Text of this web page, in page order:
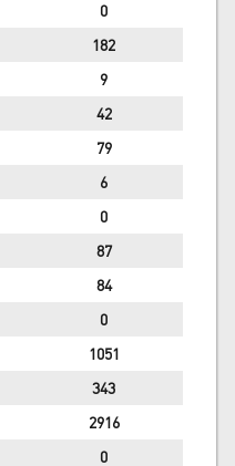
0
182
9
42
79
6
0
87
84
0
1051
343
2916
0